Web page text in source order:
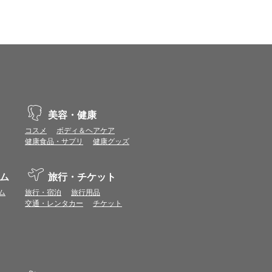
。
ましては表示ポイント数と付与ポイント数
トは付きません。
ならない場合があります。
。
から再度ショップへアクセスしてください。
。
る場合があります。各ショップからご注文後
起動して、その後ブラウザのショップサイ
美容・健康
コスメ
ボディ＆ヘアケア
健康食品・サプリ
健康グッズ
旅行・チケット
旅行・宿泊
旅行用品
交通・レンタカー
チケット